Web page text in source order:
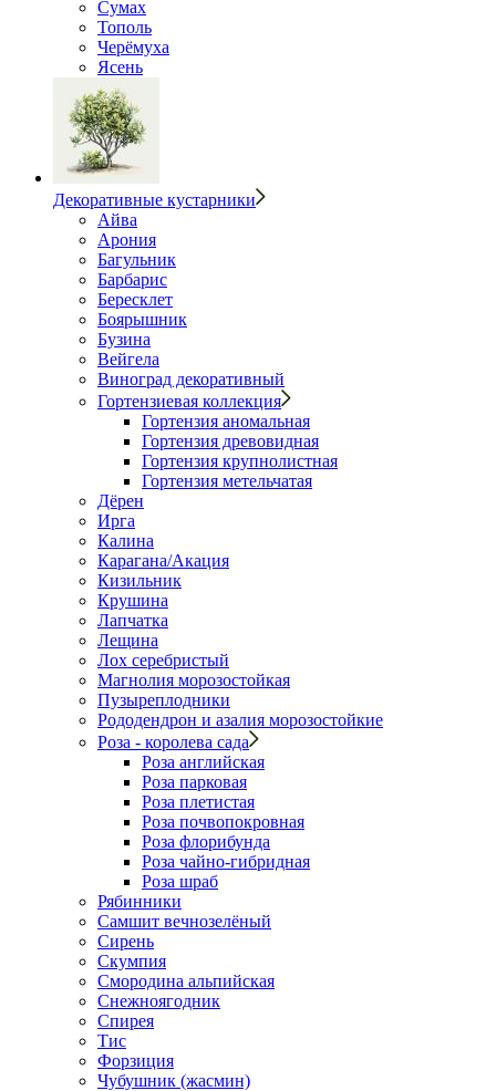
Сумах
Тополь
Черёмуха
Ясень
Декоративные кустарники
Айва
Арония
Багульник
Барбарис
Бересклет
Боярышник
Бузина
Вейгела
Виноград декоративный
Гортензиевая коллекция
Гортензия аномальная
Гортензия древовидная
Гортензия крупнолистная
Гортензия метельчатая
Дёрен
Ирга
Калина
Карагана/Акация
Кизильник
Крушина
Лапчатка
Лещина
Лох серебристый
Магнолия морозостойкая
Пузыреплодники
Рододендрон и азалия морозостойкие
Роза - королева сада
Роза английская
Роза парковая
Роза плетистая
Роза почвопокровная
Роза флорибунда
Роза чайно-гибридная
Роза шраб
Рябинники
Самшит вечнозелёный
Сирень
Скумпия
Смородина альпийская
Снежноягодник
Спирея
Тис
Форзиция
Чубушник (жасмин)